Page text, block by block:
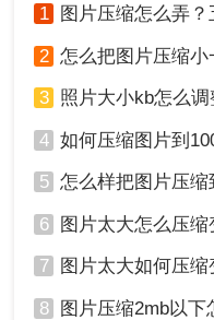
1 图片压缩怎么弄？五类
2 怎么把图片压缩小一点
3 照片大小kb怎么调
4 如何压缩图片到
5 怎么样把图片压缩到
6 图片太大怎么压缩
7 图片太大如何压缩变小？
8 图片压缩2mb以下